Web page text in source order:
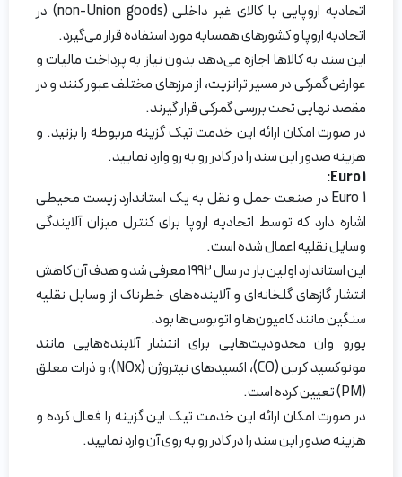
اتحادیه اروپایی یا کالای غیر داخلی (non-Union goods) در
اتحادیه اروپا و کشورهای همسایه مورد استفاده قرار می‌گیرد.
این سند به کالاها اجازه می‌دهد بدون نیاز به پرداخت مالیات و
عوارض گمرکی در مسیر ترانزیت، از مرزهای مختلف عبور کنند و در
مقصد نهایی تحت بررسی گمرکی قرار گیرند.
در صورت امکان ارائه این خدمت تیک گزینه مربوطه را بزنید. و
هزینه صدور این سند را در کادر رو به رو وارد نمایید.
Euro 1:
Euro 1 در صنعت حمل و نقل به یک استاندارد زیست محیطی
اشاره دارد که توسط اتحادیه اروپا برای کنترل میزان آلایندگی
وسایل نقلیه اعمال شده است.
این استاندارد اولین بار در سال ۱۹۹۲ معرفی شد و هدف آن کاهش
انتشار گازهای گلخانه‌ای و آلاینده‌های خطرناک از وسایل نقلیه
سنگین مانند کامیون‌ها و اتوبوس‌ها بود.
یورو وان محدودیت‌هایی برای انتشار آلاینده‌هایی مانند
مونوکسید کربن (CO)، اکسیدهای نیتروژن (NOx)، و ذرات معلق
(PM) تعیین کرده است.
در صورت امکان ارائه این خدمت تیک این گزینه را فعال کرده و
هزینه صدور این سند را در کادر رو به روی آن وارد نمایید.